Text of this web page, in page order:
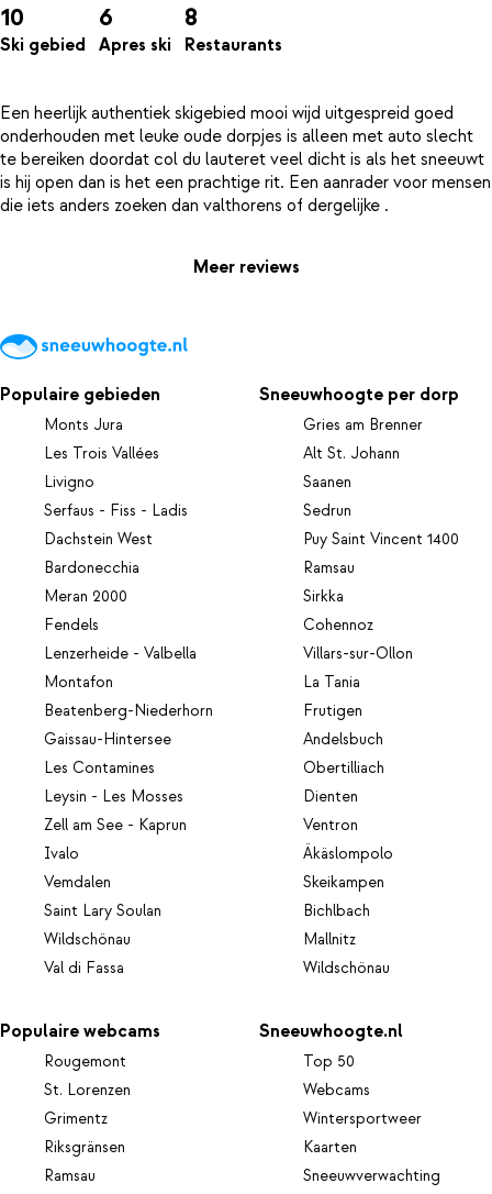
10
Ski gebied
6
Apres ski
8
Restaurants
Een heerlijk authentiek skigebied mooi wijd uitgespreid goed
onderhouden met leuke oude dorpjes is alleen met auto slecht
te bereiken doordat col du lauteret veel dicht is als het sneeuwt
is hij open dan is het een prachtige rit. Een aanrader voor mensen
Meer reviews
Populaire gebieden
Monts Jura
Les Trois Vallées
Livigno
Serfaus - Fiss - Ladis
Dachstein West
Bardonecchia
Meran 2000
Fendels
Lenzerheide - Valbella
Montafon
Beatenberg-Niederhorn
Gaissau-Hintersee
Les Contamines
Leysin - Les Mosses
Zell am See - Kaprun
Ivalo
Vemdalen
Saint Lary Soulan
Wildschönau
Val di Fassa
Sneeuwhoogte per dorp
Gries am Brenner
Alt St. Johann
Saanen
Sedrun
Puy Saint Vincent 1400
Ramsau
Sirkka
Cohennoz
Villars-sur-Ollon
La Tania
Frutigen
Andelsbuch
Obertilliach
Dienten
Ventron
Äkäslompolo
Skeikampen
Bichlbach
Mallnitz
Wildschönau
Populaire webcams
Rougemont
St. Lorenzen
Grimentz
Riksgränsen
Ramsau
Sneeuwhoogte.nl
Top 50
Webcams
Wintersportweer
Kaarten
Sneeuwverwachting